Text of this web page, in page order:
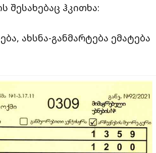
შესახებაც ჰკითხა:
ახსნა-განმარტება ემატება